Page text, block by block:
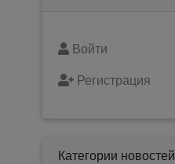
Войти
Регистрация
Категории новостей